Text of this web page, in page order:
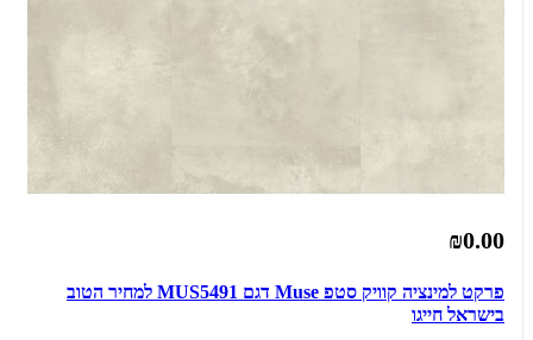
₪0.00
פרקט למינציה קוויק סטפ Muse דגם MUS5491 למחיר הטוב
בישראל חייגו